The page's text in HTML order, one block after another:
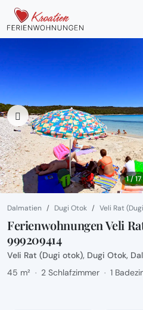
1 / 17
Dalmatien Dugi Otok Veli Rat
Ferienwohnungen Veli
999209414
Veli Rat (Dugi otok), Dugi Otok,
45 m² · 2 Schlafzimmer · 1